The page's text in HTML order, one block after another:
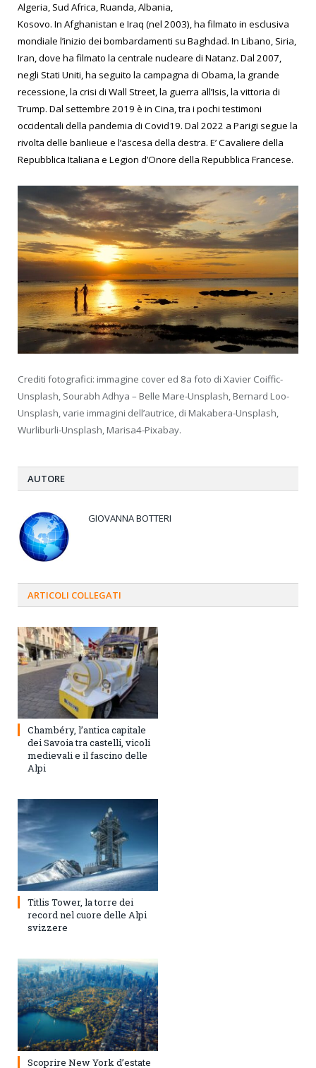
Algeria, Sud Africa, Ruanda, Albania,
Kosovo. In Afghanistan e Iraq (nel 2003), ha filmato in esclusiva
mondiale l’inizio dei bombardamenti su Baghdad. In Libano, Siria,
Iran, dove ha filmato la centrale nucleare di Natanz. Dal 2007,
negli Stati Uniti, ha seguito la campagna di Obama, la grande
recessione, la crisi di Wall Street, la guerra all’Isis, la vittoria di
Trump. Dal settembre 2019 è in Cina, tra i pochi testimoni
occidentali della pandemia di Covid19. Dal 2022 a Parigi segue la
rivolta delle banlieue e l’ascesa della destra. E’ Cavaliere della
Repubblica Italiana e Legion d’Onore della Repubblica Francese.
Crediti fotografici: immagine cover ed 8a foto di Xavier Coiffic-
Unsplash, Sourabh Adhya – Belle Mare-Unsplash, Bernard Loo-
Unsplash, varie immagini dell’autrice, di Makabera-Unsplash,
Wurliburli-Unsplash, Marisa4-Pixabay.
AUTORE
GIOVANNA BOTTERI
ARTICOLI COLLEGATI
Chambéry, l’antica capitale
dei Savoia tra castelli, vicoli
medievali e il fascino delle
Alpi
Titlis Tower, la torre dei
record nel cuore delle Alpi
svizzere
Scoprire New York d’estate